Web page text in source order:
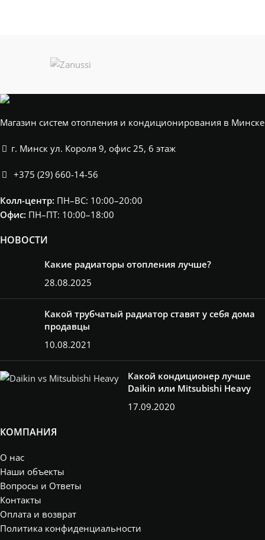
Магазин систем отопления и кондиционирования в Минске
г. Минск ул. Короля 9, офис 25, 6 этаж
+375 (29) 660-14-56
Колл-центр: ПН–ВС: 10:00–20:00​
Офис: ПН–ПТ: 10:00–18:00
НОВОСТИ
Какие радиаторы отопления лучше?
28.08.2025
Какой трубчатый радиатор ставят у себя дома
продавцы
10.08.2021
Какой кондиционер лучше
Daikin или Mitsubishi Heavy
17.09.2020
КОМПАНИЯ
О нас
Наши объекты
Вопросы и Ответы
Контакты
Оплата и возврат
Политика конфиденциальности